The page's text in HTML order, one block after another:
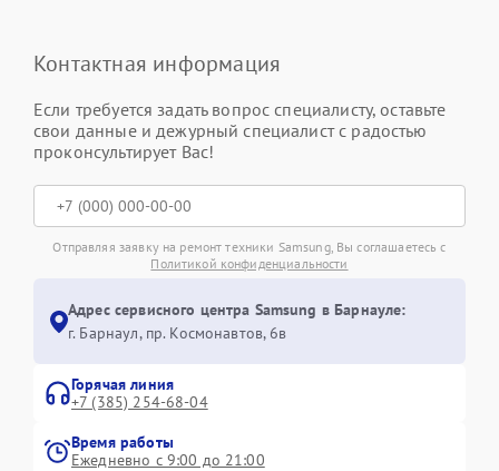
Контактная информация
Если требуется задать вопрос специалисту, оставьте
свои данные и дежурный специалист с радостью
проконсультирует Вас!
Отправляя заявку на ремонт техники Samsung, Вы соглашаетесь с
Политикой конфиденциальности
Адрес сервисного центра Samsung в Барнауле:
г. Барнаул, ​пр. Космонавтов, 6в
Горячая линия
+7 (385) 254-68-04
Время работы
Ежедневно с 9:00 до 21:00